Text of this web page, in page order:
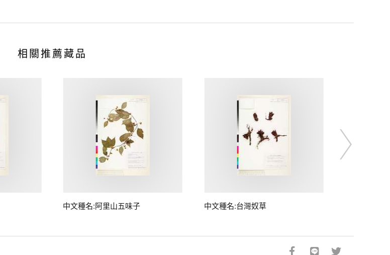
相關推薦藏品
中文種名:阿里山五味子 中文種名:台灣奴草